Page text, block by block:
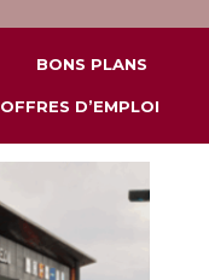
BONS PLANS
OFFRES D’EMPLOI